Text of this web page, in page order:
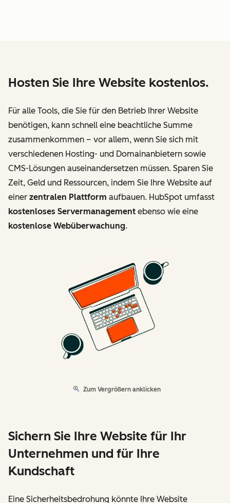
Hosten Sie Ihre Website kostenlos.
Für alle Tools, die Sie für den Betrieb Ihrer Website
benötigen, kann schnell eine beachtliche Summe
zusammenkommen – vor allem, wenn Sie sich mit
verschiedenen Hosting- und Domainanbietern sowie
CMS-Lösungen auseinandersetzen müssen. Sparen Sie
Zeit, Geld und Ressourcen, indem Sie Ihre Website auf
einer zentralen Plattform aufbauen. HubSpot umfasst
kostenloses Servermanagement ebenso wie eine
kostenlose Webüberwachung.
Zum Vergrößern anklicken
Sichern Sie Ihre Website für Ihr
Unternehmen und für Ihre
Kundschaft
Eine Sicherheitsbedrohung könnte Ihre Website